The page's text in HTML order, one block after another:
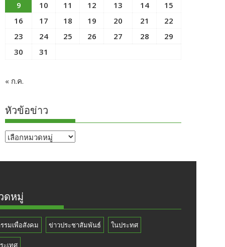
9
10 11 12 13 14
15
16
17 18 19 20 21
22
23
24 25 26 27 28
29
30
31
« ก.ค.
หัวข้อข่าว
หัวข้อ
ดหมู่
รมเพื่อสังคม ข่าวประชาสัมพันธ์ ในประทศ